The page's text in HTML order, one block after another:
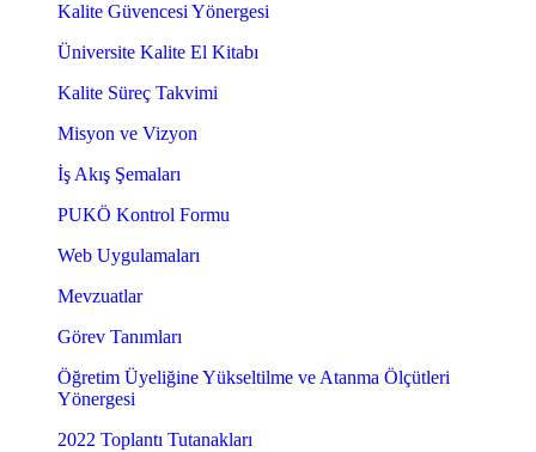
Kalite Güvencesi Yönergesi
Üniversite Kalite El Kitabı
Kalite Süreç Takvimi
Misyon ve Vizyon
İş Akış Şemaları
PUKÖ Kontrol Formu
Web Uygulamaları
Mevzuatlar
Görev Tanımları
Öğretim Üyeliğine Yükseltilme ve Atanma Ölçütleri
Yönergesi
2022 Toplantı Tutanakları